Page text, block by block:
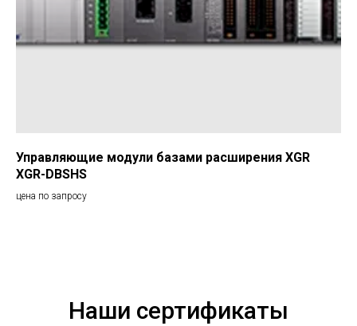
Управляющие модули базами расширения XGR
XGR-DBSHS
цена по запросу
Наши сертификаты